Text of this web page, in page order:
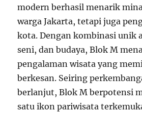
modern berhasil menarik
warga Jakarta, tetapi juga
kota. Dengan kombinasi unik
seni, dan budaya, Blok M
pengalaman wisata yang
berkesan. Seiring
berlanjut, Blok M berpotensi
satu ikon pariwisata